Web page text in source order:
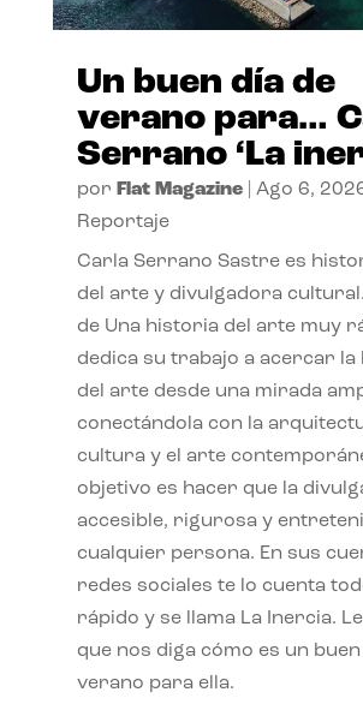
Un buen día de
verano para…
Serrano ‘La
por Flat Magazine| Ago 6,
Reportaje
Carla Serrano Sastre es
del arte y divulgadora
de Una historia del arte muy
dedica su trabajo a acercar
del arte desde una mirada
conectándola con la
cultura y el arte
objetivo es hacer que la
accesible, rigurosa y
cualquier persona. En sus
redes sociales te lo cuenta
rápido y se llama La Inercia.
que nos diga cómo es un
verano para ella.